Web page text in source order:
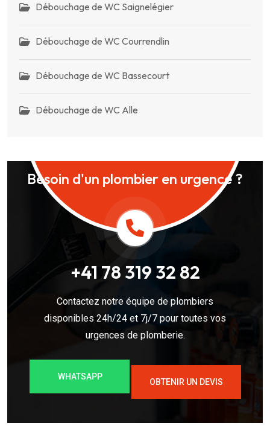
Débouchage de WC Saignelégier
Débouchage de WC Courrendlin
Débouchage de WC Bassecourt
Débouchage de WC Alle
Besoin d'un plombier en urgence ?
+41 78 319 32 82
Contactez notre équipe de plombiers
disponibles 24h/24 et 7j/7 pour toutes vos
urgences de plomberie.
WHATSAPP
OBTENIR UN DEVIS